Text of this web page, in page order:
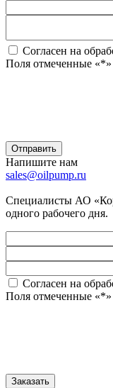
Согласен на
Поля отмеченные «*
Отправить
Напишите нам
sales@oilpump.ru
Специалисты АО
одного рабочего дня.
Согласен на
Поля отмеченные «*
Заказать